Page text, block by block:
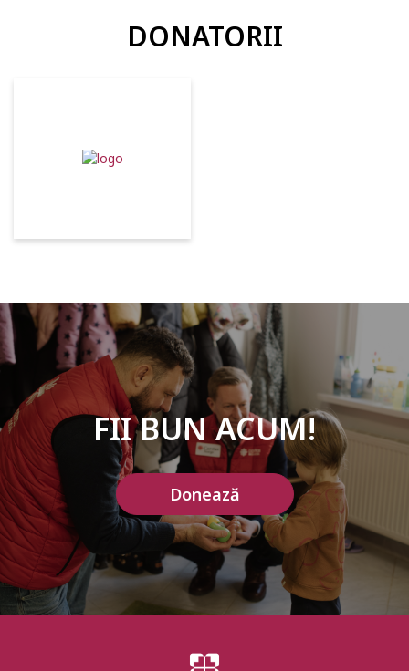
creștere personală și profesională, inițiativă!
DONATORII
FII BUN ACUM!
Donează